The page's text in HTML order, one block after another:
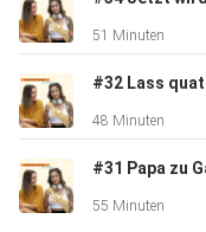
51 Minuten
48 Minuten
55 Minuten